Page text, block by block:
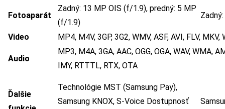
Fotoaparát
Zadný: 13 MP OIS (f/1.9), predný: 5 MP
(f/1.9)
Video MP4, M4V, 3GP, 3G2, WMV, ASF, AVI, FLV, MKV,
Audio
MP3, M4A, 3GA, AAC, OGG, OGA, WAV, WMA,
IMY, RTTTL, RTX, OTA
Ďalšie
Technológie MST (Samsung Pay),
Samsung KNOX, S-Voice Dostupnosť